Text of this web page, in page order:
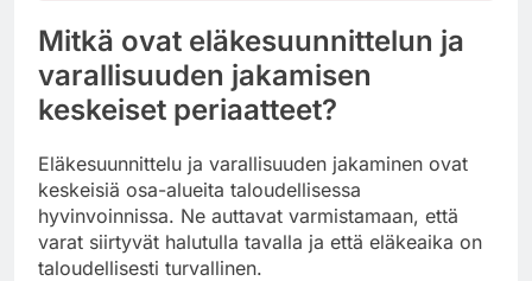
Mitkä ovat eläkesuunnittelun ja
varallisuuden jakamisen
keskeiset periaatteet?
Eläkesuunnittelu ja varallisuuden jakaminen ovat
keskeisiä osa-alueita taloudellisessa
hyvinvoinnissa. Ne auttavat varmistamaan, että
varat siirtyvät halutulla tavalla ja että eläkeaika on
taloudellisesti turvallinen.